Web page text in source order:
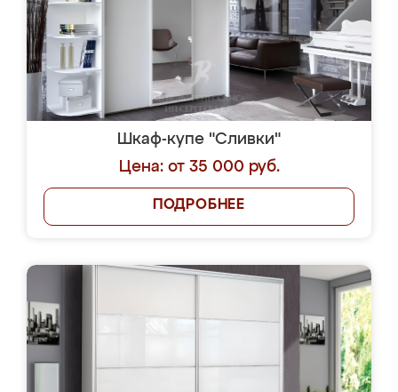
Шкаф-купе "Сливки"
Цена: от 35 000 руб.
ПОДРОБНЕЕ